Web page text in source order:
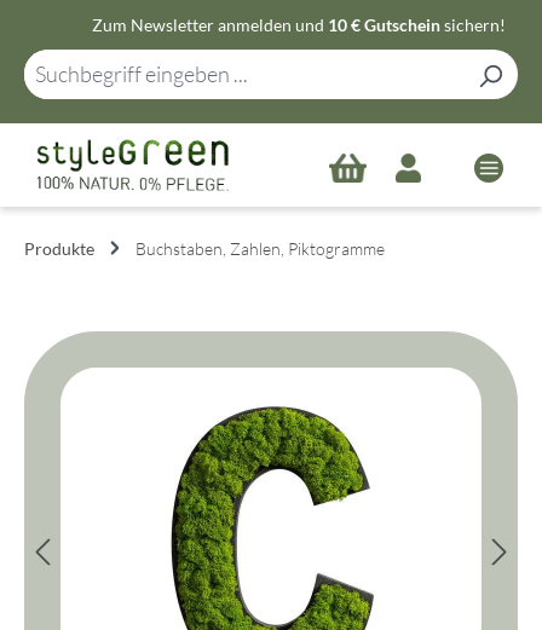
Zum Hauptinhalt springen
Zum Newsletter anmelden und 10 € Gutscheinsichern!
Produkte Buchstaben, Zahlen, Piktogramme
Bildergalerie überspringen